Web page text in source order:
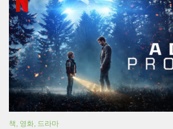
책, 영화, 드라마